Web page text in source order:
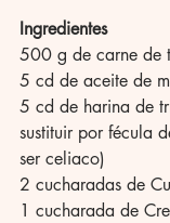
Ingredientes
500 g de carne de
5 cd de aceite de
5 cd de harina de
sustituir por fécula
ser celiaco)
2 cucharadas de
1 cucharada de